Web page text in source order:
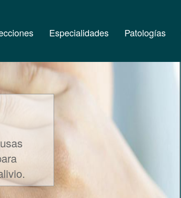
Especialidades Patologías